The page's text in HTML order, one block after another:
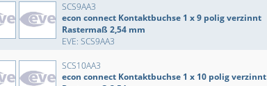
SCS9AA3
econ connect Kontaktbuchse 1 x 9 polig verzinnt
Rastermaß 2,54 mm
EVE: SCS9AA3
SCS10AA3
econ connect Kontaktbuchse 1 x 10 polig verzinnt